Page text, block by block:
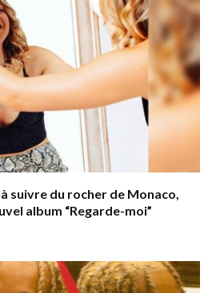
suivre du rocher de Monaco,
album “Regarde-moi”